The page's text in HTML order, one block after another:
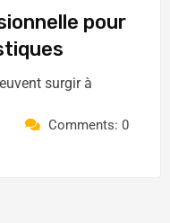
pour
surgir à
Comments: 0